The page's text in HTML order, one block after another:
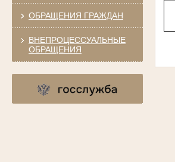
ОБРАЩЕНИЯ ГРАЖДАН
ВНЕПРОЦЕССУАЛЬНЫЕ
ОБРАЩЕНИЯ